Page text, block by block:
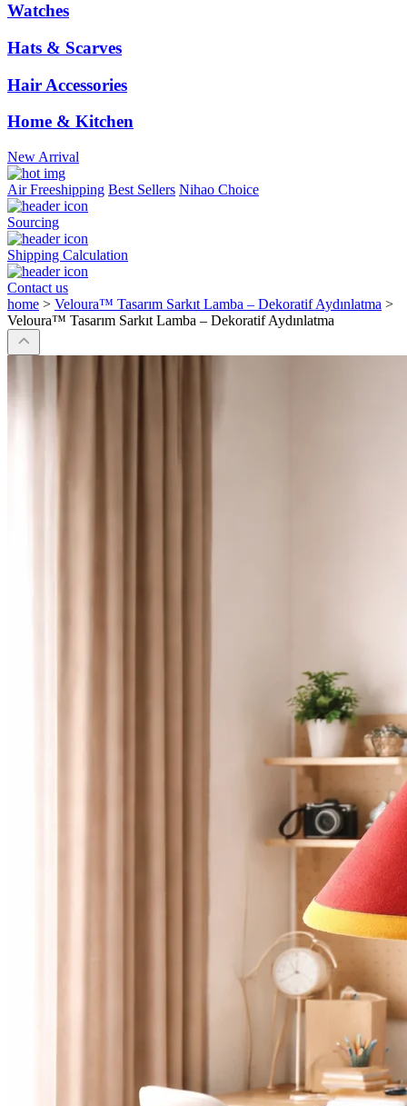
Watches
Hats & Scarves
Hair Accessories
Home & Kitchen
New Arrival
Air Freeshipping Best Sellers Nihao Choice
Sourcing
Shipping Calculation
Contact us
home > Veloura™ Tasarım Sarkıt Lamba – Dekoratif Aydınlatma >
Veloura™ Tasarım Sarkıt Lamba – Dekoratif Aydınlatma